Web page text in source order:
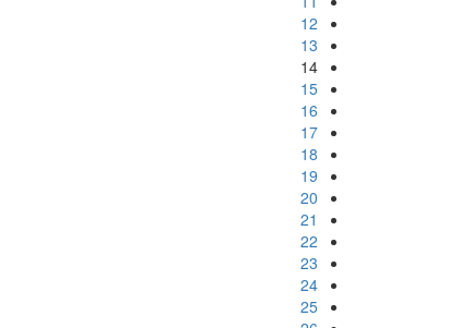
12
13
14
15
16
17
18
19
20
21
22
23
24
25